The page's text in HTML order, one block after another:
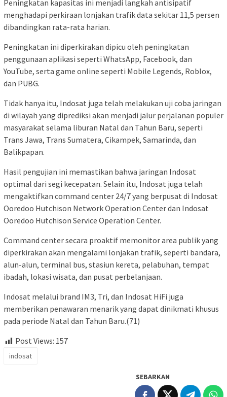
Peningkatan kapasitas ini menjadi langkah antisipatif
menghadapi perkiraan lonjakan trafik data sekitar 11,5 persen
dibandingkan rata-rata harian.
Peningkatan ini diperkirakan dipicu oleh peningkatan
penggunaan aplikasi seperti WhatsApp, Facebook, dan
YouTube, serta game online seperti Mobile Legends, Roblox,
dan PUBG.
Tidak hanya itu, Indosat juga telah melakukan uji coba jaringan
di wilayah yang diprediksi akan menjadi jalur perjalanan populer
masyarakat selama liburan Natal dan Tahun Baru, seperti
Trans Jawa, Trans Sumatera, Cikampek, Samarinda, dan
Balikpapan.
Hasil pengujian ini memastikan bahwa jaringan Indosat
optimal dari segi kecepatan. Selain itu, Indosat juga telah
mengaktifkan command center 24/7 yang berpusat di Indosat
Ooredoo Hutchison Network Operation Center dan Indosat
Ooredoo Hutchison Service Operation Center.
Command center secara proaktif memonitor area publik yang
diperkirakan akan mengalami lonjakan trafik, seperti bandara,
alun-alun, terminal bus, stasiun kereta, pelabuhan, tempat
ibadah, lokasi wisata, dan pusat perbelanjaan.
Indosat melalui brand IM3, Tri, dan Indosat HiFi juga
memberikan penawaran menarik yang dapat dinikmati khusus
pada periode Natal dan Tahun Baru.(71)
Post Views: 157
indosat
SEBARKAN